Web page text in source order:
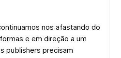
nos afastando do
e em direção a um
publishers precisam